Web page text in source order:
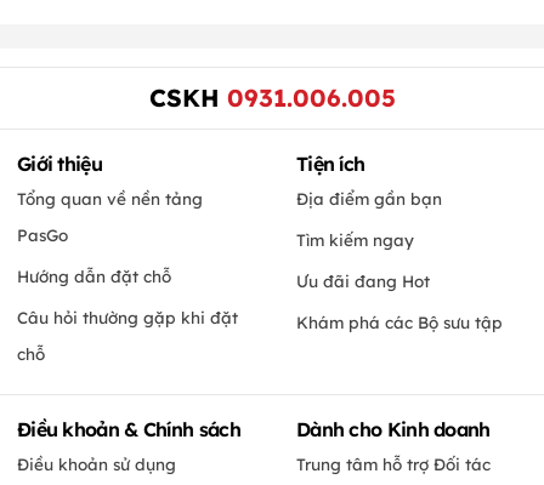
CSKH 0931.006.005
Giới thiệu
Tổng quan về nền tảng
PasGo
Hướng dẫn đặt chỗ
Câu hỏi thường gặp khi đặt
chỗ
Tiện ích
Địa điểm gần bạn
Tìm kiếm ngay
Ưu đãi đang Hot
Khám phá các Bộ sưu tập
Điều khoản & Chính sách
Điều khoản sử dụng
Dành cho Kinh doanh
Trung tâm hỗ trợ Đối tác